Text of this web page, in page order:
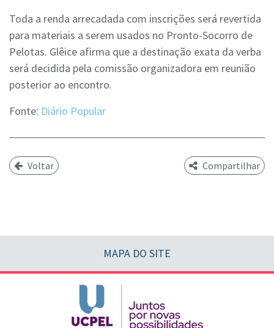
Toda a renda arrecadada com inscrições será revertida
para materiais a serem usados no Pronto-Socorro de
Pelotas. Glêice afirma que a destinação exata da verba
será decidida pela comissão organizadora em reunião
posterior ao encontro.
Fonte: Diário Popular
Voltar Compartilhar
MAPA DO SITE